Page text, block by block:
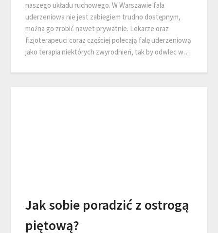
naszego układu ruchowego. W Warszawie fala
uderzeniowa nie jest zabiegiem trudno dostępnym,
można go zrobić nawet prywatnie. Lekarze oraz
fizjoterapeuci coraz częściej polecają falę uderzeniową
jako terapia niektórych zwyrodnień, tak by odwlec w…
Jak sobie poradzić z ostrogą
piętową?